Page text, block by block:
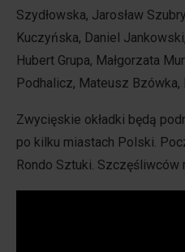
Szydłowska, Jarosław
Kuczyńska, Daniel
Hubert Grupa, Małgorzata
Podhalicz, Mateusz
Zwycięskie okładki będą
po kilku miastach Polski.
Rondo Sztuki.